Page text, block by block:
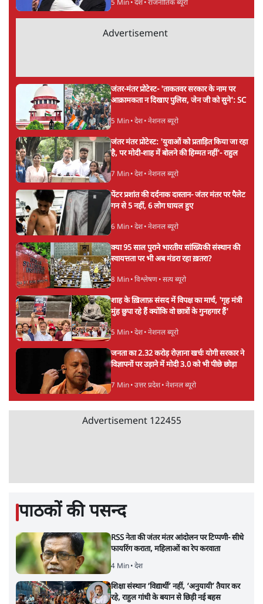
5 Min• देश• राजनीतिक ब्यूरो
Advertisement
जंतर-मंतर प्रोटेस्ट- 'ताकतवर सरकार के नाम पर
आक्रामकता न दिखाए पुलिस, जेन जी को सुने': SC
5 Min• देश• नेशनल ब्यूरो
जंतर मंतर प्रोटेस्ट: 'युवाओं को प्रताड़ित किया जा रहा
है, पर मोदी-शाह में बोलने की हिम्मत नहीं'- राहुल
7 Min• देश• नेशनल ब्यूरो
पेंटर प्रशांत की दर्दनाक दास्तान- जंतर मंतर पर पैलेट
गन से 5 नहीं, 6 लोग घायल हुए
6 Min• देश• नेशनल ब्यूरो
क्या 95 साल पुराने भारतीय सांख्यिकी संस्थान की
स्वायत्तता पर भी अब मंडरा रहा ख़तरा?
8 Min• विश्लेषण• सत्य ब्यूरो
शाह के ख़िलाफ़ संसद में विपक्ष का मार्च, 'गृह मंत्री
मुंह छुपा रहे हैं क्योंकि वो छात्रों के गुनहगार हैं'
5 Min• देश• नेशनल ब्यूरो
जनता का 2.32 करोड़ रोज़ाना खर्चः योगी सरकार ने
विज्ञापनों पर उड़ाने में मोदी 3.0 को भी पीछे छोड़ा
7 Min• उत्तर प्रदेश• नेशनल ब्यूरो
Advertisement 122455
पाठकों की पसन्द
RSS नेता की जंतर मंतर आंदोलन पर टिप्पणी- सीधे
फायरिंग कराता, महिलाओं का रेप करवाता
4 Min• देश
शिक्षा संस्थान ‘विद्यार्थी’ नहीं, ‘अनुयायी’ तैयार कर
रहे, राहुल गांधी के बयान से छिड़ी नई बहस